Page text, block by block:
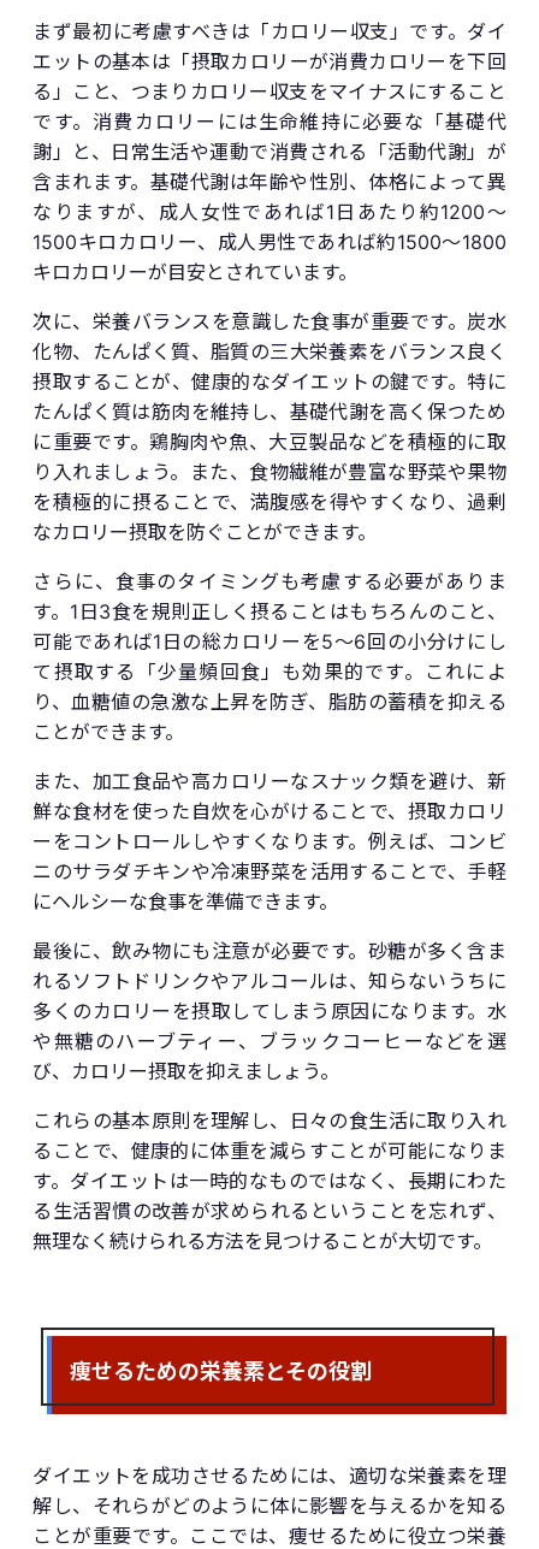
まず最初に考慮すべきは「カロリー収支」です。ダイ
エットの基本は「摂取カロリーが消費カロリーを下回
る」こと、つまりカロリー収支をマイナスにすること
です。消費カロリーには生命維持に必要な「基礎代
謝」と、日常生活や運動で消費される「活動代謝」が
含まれます。基礎代謝は年齢や性別、体格によって異
なりますが、成人女性であれば1日あたり約1200〜
1500キロカロリー、成人男性であれば約1500〜1800
キロカロリーが目安とされています。
次に、栄養バランスを意識した食事が重要です。炭水
化物、たんぱく質、脂質の三大栄養素をバランス良く
摂取することが、健康的なダイエットの鍵です。特に
たんぱく質は筋肉を維持し、基礎代謝を高く保つため
に重要です。鶏胸肉や魚、大豆製品などを積極的に取
り入れましょう。また、食物繊維が豊富な野菜や果物
を積極的に摂ることで、満腹感を得やすくなり、過剰
なカロリー摂取を防ぐことができます。
さらに、食事のタイミングも考慮する必要がありま
す。1日3食を規則正しく摂ることはもちろんのこと、
可能であれば1日の総カロリーを5〜6回の小分けにし
て摂取する「少量頻回食」も効果的です。これによ
り、血糖値の急激な上昇を防ぎ、脂肪の蓄積を抑える
ことができます。
また、加工食品や高カロリーなスナック類を避け、新
鮮な食材を使った自炊を心がけることで、摂取カロリ
ーをコントロールしやすくなります。例えば、コンビ
ニのサラダチキンや冷凍野菜を活用することで、手軽
にヘルシーな食事を準備できます。
最後に、飲み物にも注意が必要です。砂糖が多く含ま
れるソフトドリンクやアルコールは、知らないうちに
多くのカロリーを摂取してしまう原因になります。水
や無糖のハーブティー、ブラックコーヒーなどを選
び、カロリー摂取を抑えましょう。
これらの基本原則を理解し、日々の食生活に取り入れ
ることで、健康的に体重を減らすことが可能になりま
す。ダイエットは一時的なものではなく、長期にわた
る生活習慣の改善が求められるということを忘れず、
無理なく続けられる方法を見つけることが大切です。
痩せるための栄養素とその役割
ダイエットを成功させるためには、適切な栄養素を理
解し、それらがどのように体に影響を与えるかを知る
ことが重要です。ここでは、痩せるために役立つ栄養